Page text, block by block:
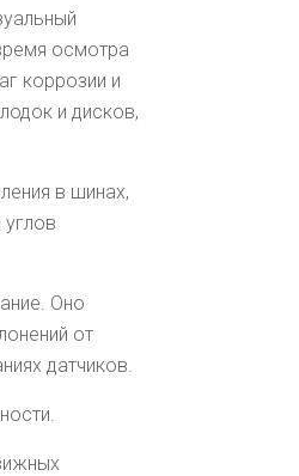
осмотра
коррозии и
и дисков,
в шинах,
Оно
от
датчиков.